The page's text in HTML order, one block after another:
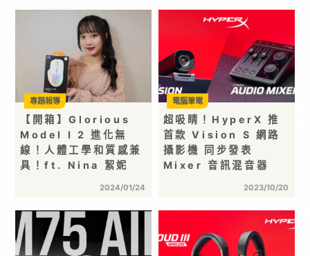
【開箱】Glorious
Model I 2 進化無
線！人體工學和質感兼
具！ft. Nina 絜妮
2024/01/24
專題報導
超吸睛！HyperX 推
首款 Vision S 網路
攝影機 同步發表
Mixer 音訊混音器
2023/10/20
電腦筆電